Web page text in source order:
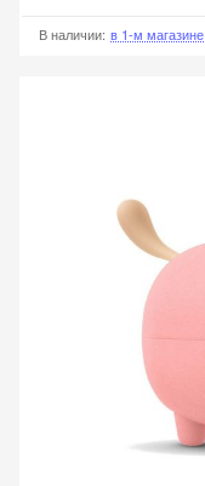
В наличии: в 1-м магазине